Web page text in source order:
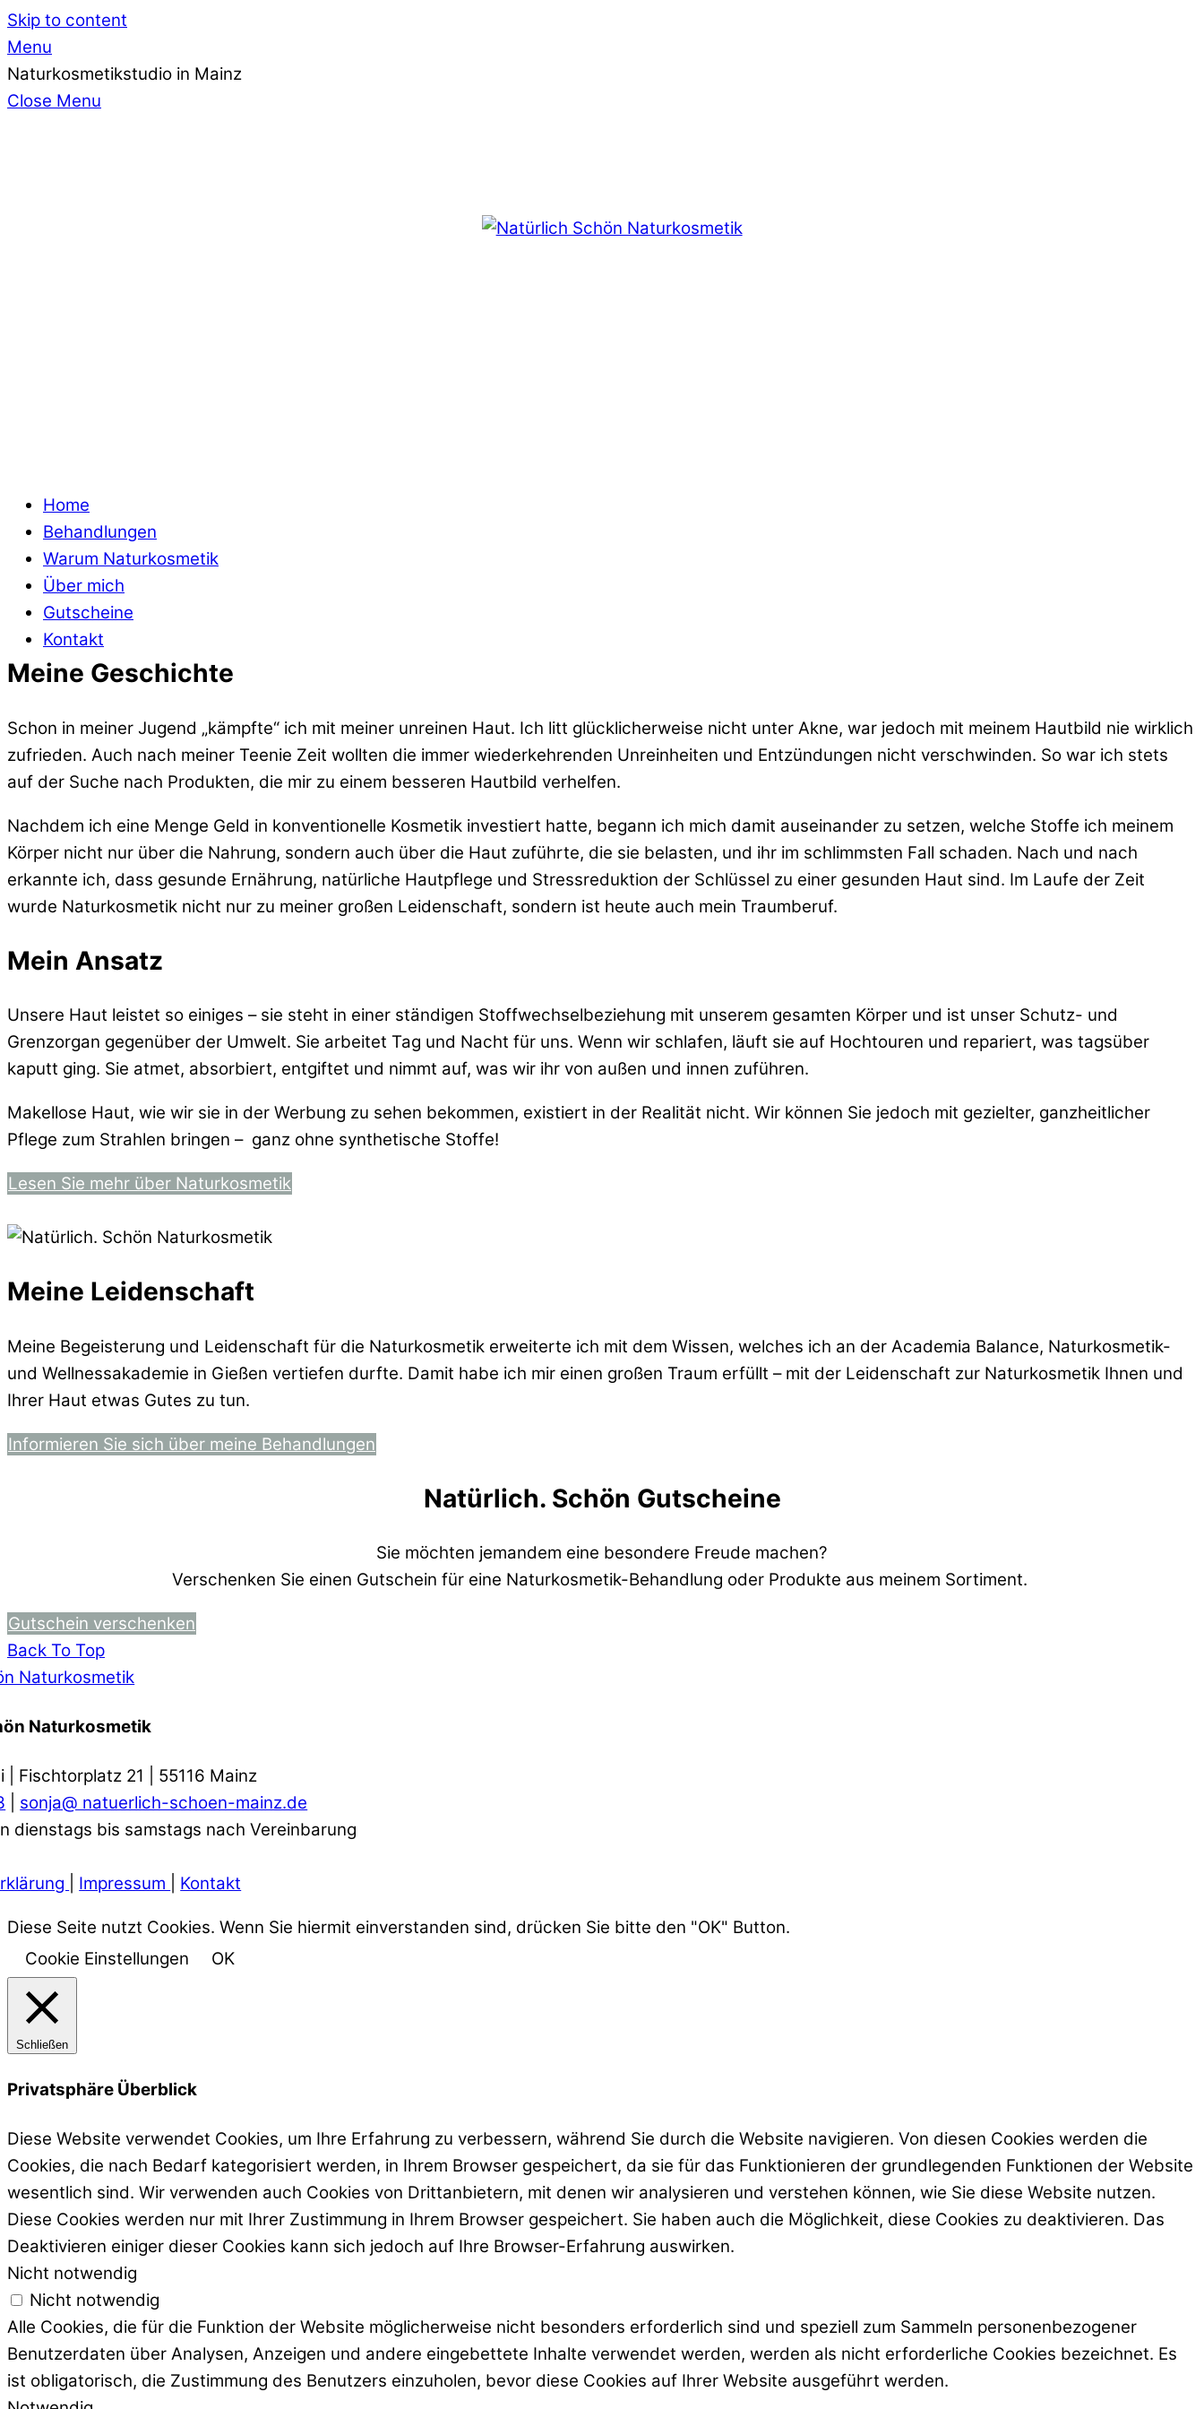
Skip to content
Menu
Naturkosmetikstudio in Mainz
Home
Behandlungen
Warum Naturkosmetik
Über mich
Gutscheine
Kontakt
Close Menu
Meine Name ist Sonja Vicentini und ich bin zertifizierte Naturkosmetikerin. Ich freue mich sehr, Sie in meinem Naturkosmetikstudio begrüßen zu
Meine Geschichte
Schon in meiner Jugend „kämpfte“ ich mit meiner unreinen Haut. Ich litt glücklicherweise nicht unter Akne, war jedoch mit meinem Hautbild nie wirklich
zufrieden. Auch nach meiner Teenie Zeit wollten die immer wiederkehrenden Unreinheiten und Entzündungen nicht verschwinden. So war ich stets
auf der Suche nach Produkten, die mir zu einem besseren Hautbild verhelfen.
Nachdem ich eine Menge Geld in konventionelle Kosmetik investiert hatte, begann ich mich damit auseinander zu setzen, welche Stoffe ich meinem
Körper nicht nur über die Nahrung, sondern auch über die Haut zuführte, die sie belasten, und ihr im schlimmsten Fall schaden. Nach und nach
erkannte ich, dass gesunde Ernährung, natürliche Hautpflege und Stressreduktion der Schlüssel zu einer gesunden Haut sind. Im Laufe der Zeit
wurde Naturkosmetik nicht nur zu meiner großen Leidenschaft, sondern ist heute auch mein Traumberuf.
Mein Ansatz
Unsere Haut leistet so einiges – sie steht in einer ständigen Stoffwechselbeziehung mit unserem gesamten Körper und ist unser Schutz- und
Grenzorgan gegenüber der Umwelt. Sie arbeitet Tag und Nacht für uns. Wenn wir schlafen, läuft sie auf Hochtouren und repariert, was tagsüber
kaputt ging. Sie atmet, absorbiert, entgiftet und nimmt auf, was wir ihr von außen und innen zuführen.
Makellose Haut, wie wir sie in der Werbung zu sehen bekommen, existiert in der Realität nicht. Wir können Sie jedoch mit gezielter, ganzheitlicher
Pflege zum Strahlen bringen – ganz ohne synthetische Stoffe!
Lesen Sie mehr über Naturkosmetik
Meine Leidenschaft
Meine Begeisterung und Leidenschaft für die Naturkosmetik erweiterte ich mit dem Wissen, welches ich an der Academia Balance, Naturkosmetik-
und Wellnessakademie in Gießen vertiefen durfte. Damit habe ich mir einen großen Traum erfüllt – mit der Leidenschaft zur Naturkosmetik Ihnen und
Ihrer Haut etwas Gutes zu tun.
Informieren Sie sich über meine Behandlungen
Natürlich. Schön Gutscheine
Sie möchten jemandem eine besondere Freude machen?
Verschenken Sie einen Gutschein für eine Naturkosmetik-Behandlung oder Produkte aus meinem Sortiment.
Gutschein verschenken
Back To Top
Naturkosmetik
Naturkosmetik
| Fischtorplatz 21 | 55116 Mainz
sonja@ natuerlich-schoen-mainz.de
dienstags bis samstags nach Vereinbarung
Impressum Kontakt
Diese Seite nutzt Cookies. Wenn Sie hiermit einverstanden sind, drücken Sie bitte den "OK" Button.
Cookie Einstellungen
OK
Schließen
Privatsphäre Überblick
Diese Website verwendet Cookies, um Ihre Erfahrung zu verbessern, während Sie durch die Website navigieren. Von diesen Cookies werden die
Cookies, die nach Bedarf kategorisiert werden, in Ihrem Browser gespeichert, da sie für das Funktionieren der grundlegenden Funktionen der Website
wesentlich sind. Wir verwenden auch Cookies von Drittanbietern, mit denen wir analysieren und verstehen können, wie Sie diese Website nutzen.
Diese Cookies werden nur mit Ihrer Zustimmung in Ihrem Browser gespeichert. Sie haben auch die Möglichkeit, diese Cookies zu deaktivieren. Das
Deaktivieren einiger dieser Cookies kann sich jedoch auf Ihre Browser-Erfahrung auswirken.
Nicht notwendig
Nicht notwendig
Alle Cookies, die für die Funktion der Website möglicherweise nicht besonders erforderlich sind und speziell zum Sammeln personenbezogener
Benutzerdaten über Analysen, Anzeigen und andere eingebettete Inhalte verwendet werden, werden als nicht erforderliche Cookies bezeichnet. Es
ist obligatorisch, die Zustimmung des Benutzers einzuholen, bevor diese Cookies auf Ihrer Website ausgeführt werden.